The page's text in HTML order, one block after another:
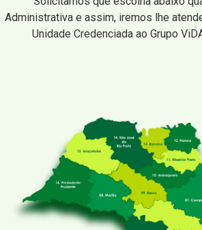
Administrativa e assim, iremos lhe
Unidade Credenciada ao Grupo